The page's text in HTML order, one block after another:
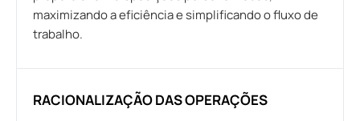
maximizando a eficiência e simplificando o fluxo de
trabalho.
RACIONALIZAÇÃO DAS OPERAÇÕES